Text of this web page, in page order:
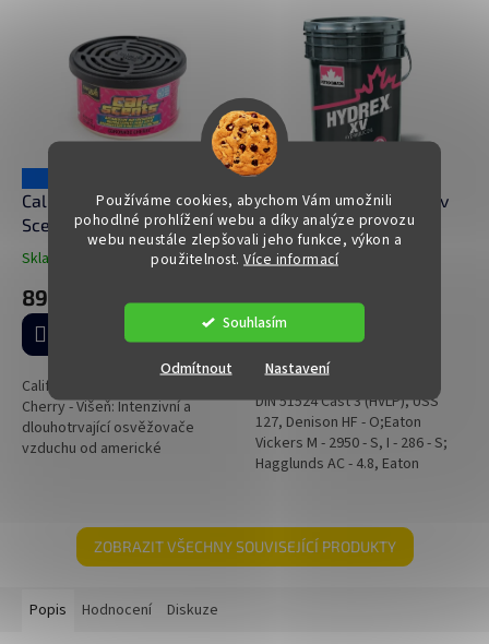
Používáme cookies, abychom Vám umožnili
pohodlné prohlížení webu a díky analýze provozu
webu neustále zlepšovali jeho funkce, výkon a
použitelnost. Více informací
Souhlasím
Nastavení
Odmítnout
California Scents Car
Scents Coronado Cherry -
Višeň
Průměrné
produktu
je
5,0
5
hvězdiček.
Skladem
89 Kč
California Car scents Coronado
Cherry - Višeň: Intenzivní a
dlouhotrvající osvěžovače
vzduchu od americké
Petro-Canada Hydrex Xv
20 L
4 376 Kč
DIN 51524 Část 3 (HVLP), USS
127, Denison HF - O;Eaton
Vickers M - 2950 - S, I - 286 - S;
Hagglunds AC - 4.8, Eaton
ZOBRAZIT VŠECHNY SOUVISEJÍCÍ PRODUKTY
Popis Hodnocení Diskuze